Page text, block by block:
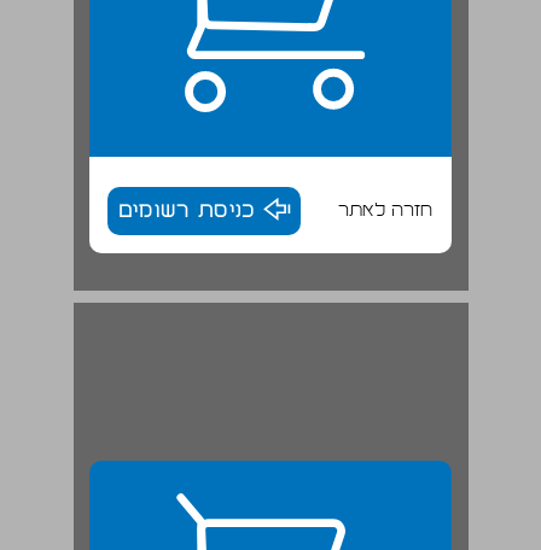
חזרה לאתר כניסת רשומים